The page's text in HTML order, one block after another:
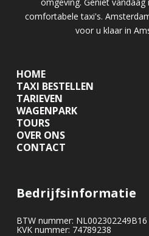
comfortabele taxi's.
voor u klaar in
HOME
TAXI BESTELLEN
TARIEVEN
WAGENPARK
TOURS
OVER ONS
CONTACT
Bedrijfsinformatie
BTW nummer: NL002302249B16
KVK nummer: 74789238